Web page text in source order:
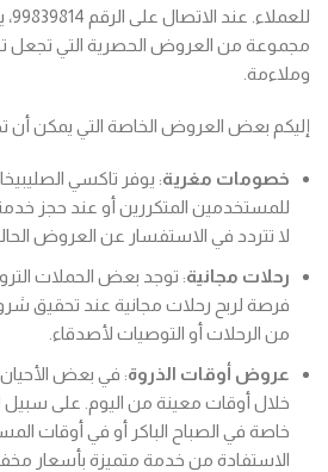
مجموعة من العروض الحصرية التي تجعل
وملاءمة.
إليكم بعض العروض الخاصة التي يمكن أن
خصومات مغرية: يوفر تاكسي
للمستخدمين المتكررين أو عند حجز
لا تتردد في الاستفسار عن العروض
رحلات مجانية: توجد بعض الحملات
فرصة لربح رحلات مجانية عند تحقيق
من الرحلات أو التوصيات لأصدقاء.
عروض أوقات الذروة: في بعض
خلال أوقات معينة من اليوم. على
خاصة في الصباح الباكر أو في أوقات
الاستفادة من خدمة متميزة بأسعار